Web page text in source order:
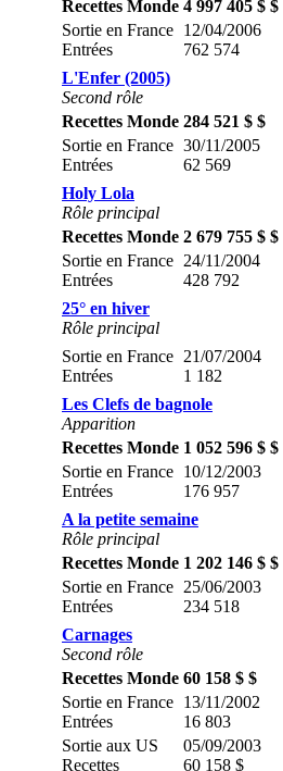
Recettes Monde 4 997 405 $ $
Sortie en France
Entrées
12/04/2006
762 574
L'Enfer (2005)
Second rôle
Recettes Monde 284 521 $ $
Sortie en France
Entrées
30/11/2005
62 569
Holy Lola
Rôle principal
Recettes Monde 2 679 755 $ $
Sortie en France
Entrées
24/11/2004
428 792
25° en hiver
Rôle principal
Sortie en France
Entrées
21/07/2004
1 182
Les Clefs de bagnole
Apparition
Recettes Monde 1 052 596 $ $
Sortie en France
Entrées
10/12/2003
176 957
A la petite semaine
Rôle principal
Recettes Monde 1 202 146 $ $
Sortie en France
Entrées
25/06/2003
234 518
Carnages
Second rôle
Recettes Monde 60 158 $ $
Sortie en France
Entrées
13/11/2002
16 803
Sortie aux US
Recettes
05/09/2003
60 158 $